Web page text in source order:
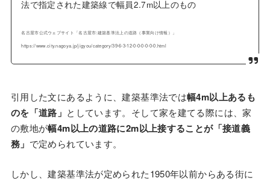
法で指定された建築線で幅員2.7m以上のもの
名古屋市公式ウェブサイト「名古屋市:建築基準法上の道路（事業向け情報）」
https://www.city.nagoya.jp/jigyou/category/39-6-3-12-0-0-0-0-0-0.html
引用した文にあるように、建築基準法では幅4m以上あるも
のを「道路」 としています。そして家を建てる際には、家
の敷地が幅4m以上の道路に2m以上接することが「接道義
務」 で定められています。
しかし、建築基準法が定められた1950年以前からある街に